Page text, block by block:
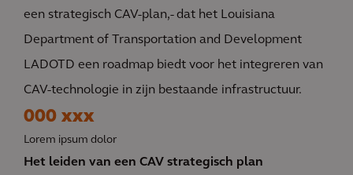
een strategisch CAV-plan,- dat het Louisiana
Department of Transportation and Development
LADOTD een roadmap biedt voor het integreren van
CAV-technologie in zijn bestaande infrastructuur.
000 xxx
Lorem ipsum dolor
Het leiden van een CAV strategisch plan